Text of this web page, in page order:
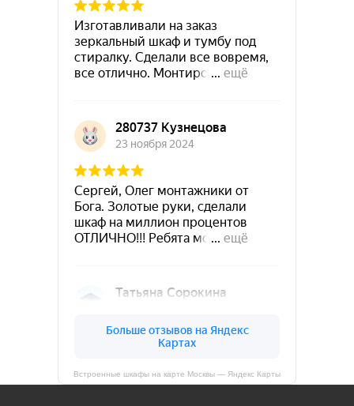
Встроенные шкафы на карте Москвы — Яндекс Карты